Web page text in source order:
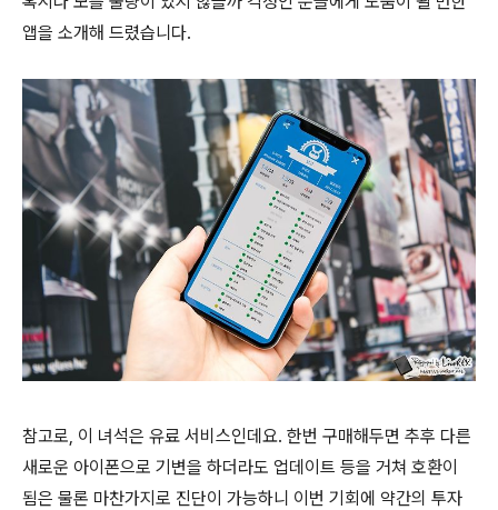
앱을 소개해 드렸습니다.
참고로, 이 녀석은 유료 서비스인데요. 한번 구매해두면 추후 다른
새로운 아이폰으로 기변을 하더라도 업데이트 등을 거쳐 호환이
됨은 물론 마찬가지로 진단이 가능하니 이번 기회에 약간의 투자